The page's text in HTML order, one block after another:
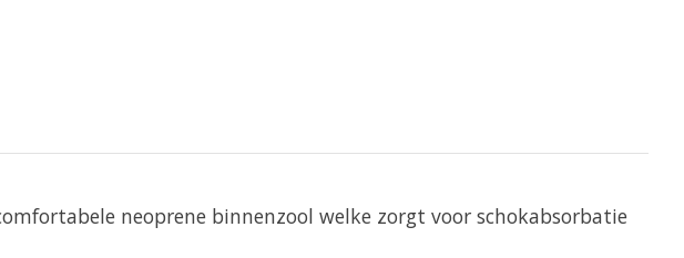
neoprene binnenzool welke zorgt voor schokabsorbatie